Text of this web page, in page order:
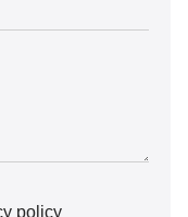
policy